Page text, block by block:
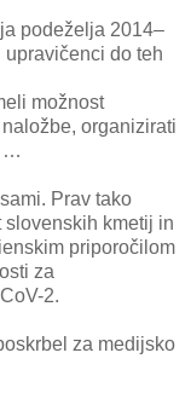
podeželja 2014–
do teh
možnost
organizirati
…
Prav tako
slovenskih kmetij in
priporočilom
za
2.
za medijsko